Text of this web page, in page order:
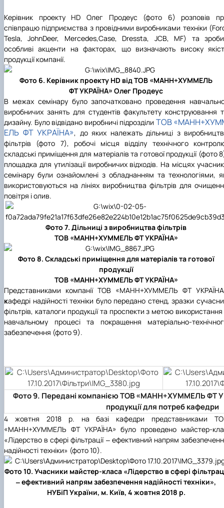
Керівник проекту HD Олег Продеус (фото 6) розповів
співпрацю підприємства з провідними виробниками техніки
Tesla, JohnDeer, Mercedes,Case, Dressta, JCB, MF) та
особливі акценти на факторах, що визначають високу
продукції компанії.
Фото 6. Керівник проекту HD від ТОВ «МАНН+ХУММЕЛЬ
ФТ УКРАЇНА» Олег Продеус
В межах семінару було започатковано проведення
виробничих занять для студентів факультету конструювання
дизайну. Було відвідано виробничі підрозділи ТОВ
ЕЛЬ ФТ УКРАЇНА», до яких належать дільниці з
фільтрів (фото 7), робочі місця відділу технічного
складські приміщення для матеріалів та готової продукції (фото
площадка для утилізації виробничих відходів. На місцях
семінару були ознайомлені з обладнанням та технологіями,
використовуються на лініях виробництва фільтрів для
повітря і олив.
Фото 7. Дільниці з виробництва фільтрів
ТОВ «МАНН+ХУММЕЛЬ ФТ УКРАЇНА»
Фото 8. Складські приміщення для матеріалів та готової
продукції
ТОВ «МАНН+ХУММЕЛЬ ФТ УКРАЇНА»
Представниками компанії ТОВ «МАНН+ХУММЕЛЬ ФТ
кафедрі надійності техніки було передано стенд, зразки
фільтрів, каталоги продукції та проспекти з метою використання
навчальному процесі та покращення матеріально-
забезпечення (фото 9).
Фото 9. Передані компанією ТОВ «МАНН+ХУММЕЛЬ ФТ
продукції для потреб кафедри
4 жовтня 2018 р. на базі кафедри представниками
«МАНН+ХУММЕЛЬ ФТ УКРАЇНА» було проведено майстер-
«Лідерство в сфері фільтрації ‒ ефективний напрям
надійності техніки» (фото 10).
Фото 10. Учасники майстер-класа «Лідерство в сфері
‒ ефективний напрям забезпечення надійності техніки»,
НУБіП України, м. Київ, 4 жовтня 2018 р.